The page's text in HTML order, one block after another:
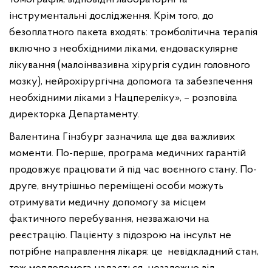
інструментальні дослідження. Крім того, до
безоплатного пакета входять: тромболітична терапія
включно з необхідними ліками, ендоваскулярне
лікування (малоінвазивна хірургія судин головного
мозку), нейрохірургічна допомога та забезпечення
необхідними ліками з Нацпереліку», – розповіла
директорка Департаменту.
Валентина Гінзбург зазначила ще два важливих
моменти. По-перше, програма медичних гарантій
продовжує працювати й під час воєнного стану. По-
друге, внутрішньо переміщені особи можуть
отримувати медичну допомогу за місцем
фактичного перебування, незважаючи на
реєстрацію. Пацієнту з підозрою на інсульт не
потрібне направлення лікаря: це невідкладний стан,